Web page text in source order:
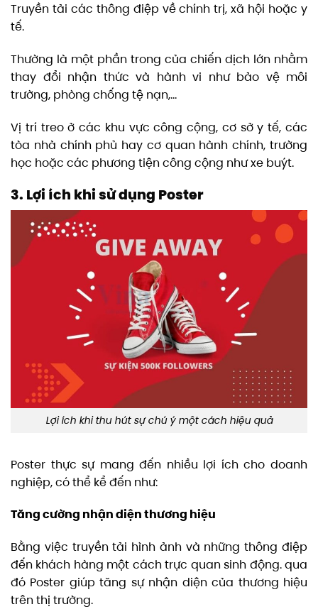
Truyền tải các thông điệp về chính trị, xã hội hoặc y
tế.
Thường là một phần trong của chiến dịch lớn nhằm
thay đổi nhận thức và hành vi như bảo vệ môi
trường, phòng chống tệ nạn,…
Vị trí treo ở các khu vực công cộng, cơ sở y tế, các
tòa nhà chính phủ hay cơ quan hành chính, trường
học hoặc các phương tiện công cộng như xe buýt.
3. Lợi ích khi sử dụng Poster
Lợi ích khi thu hút sự chú ý một cách hiệu quả
Poster thực sự mang đến nhiều lợi ích cho doanh
nghiệp, có thể kể đến như:
Tăng cường nhận diện thương hiệu
Bằng việc truyền tải hình ảnh và những thông điệp
đến khách hàng một cách trực quan sinh động. qua
đó Poster giúp tăng sự nhận diện của thương hiệu
trên thị trường.